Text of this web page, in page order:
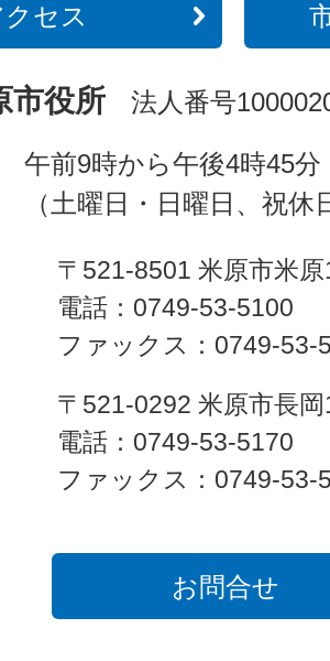
クセス
市役所 法人番号
午前9時から午後4時45分
（土曜日・日曜日、祝
〒521-8501 米原市米
電話：0749-53-5100
ファックス：0749-53-
〒521-0292 米原市長
電話：0749-53-5170
ファックス：0749-53-
お問合せ